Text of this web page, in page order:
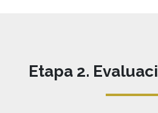
Etapa 2.